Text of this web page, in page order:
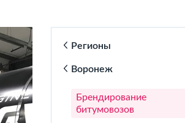
Регионы
Воронеж
Брендирование
битумовозов